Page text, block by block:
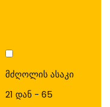
მძღოლის ასაკი
21 დან - 65